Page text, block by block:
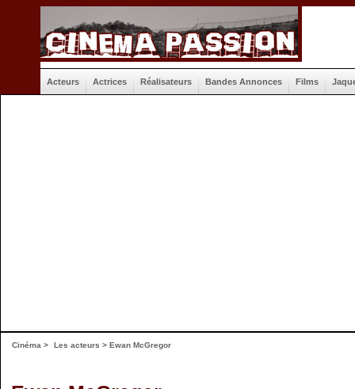
Acteurs Actrices Réalisateurs Bandes Annonces Films
Cinéma > Les acteurs > Ewan McGregor